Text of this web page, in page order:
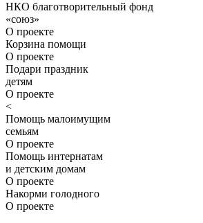
НКО благотворительный фонд
«союз»
О проекте
Корзина помощи
О проекте
Подари праздник
детям
О проекте
<
Помощь малоимущим
семьям
О проекте
Помощь интернатам
и детским домам
О проекте
Накорми голодного
О проекте